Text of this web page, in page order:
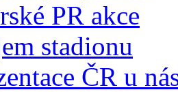
PR akce
stadionu
ČR u